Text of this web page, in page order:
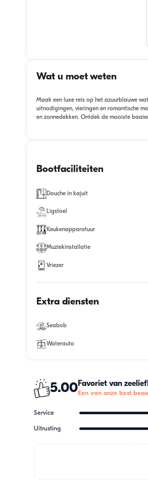
Wat u moet weten
Maak een luxe reis op het azuurblauwe
uitnodigingen, vieringen en romantische
en zonnedekken. Ontdek de mooiste
Bootfaciliteiten
Douche in kajuit
Ligstoel
Keukenapparatuur
Muziekinstallatie
Vriezer
Extra diensten
Seabob
Waterauto
5.00Favoriet van
Een van onze best
Service
Uitrusting